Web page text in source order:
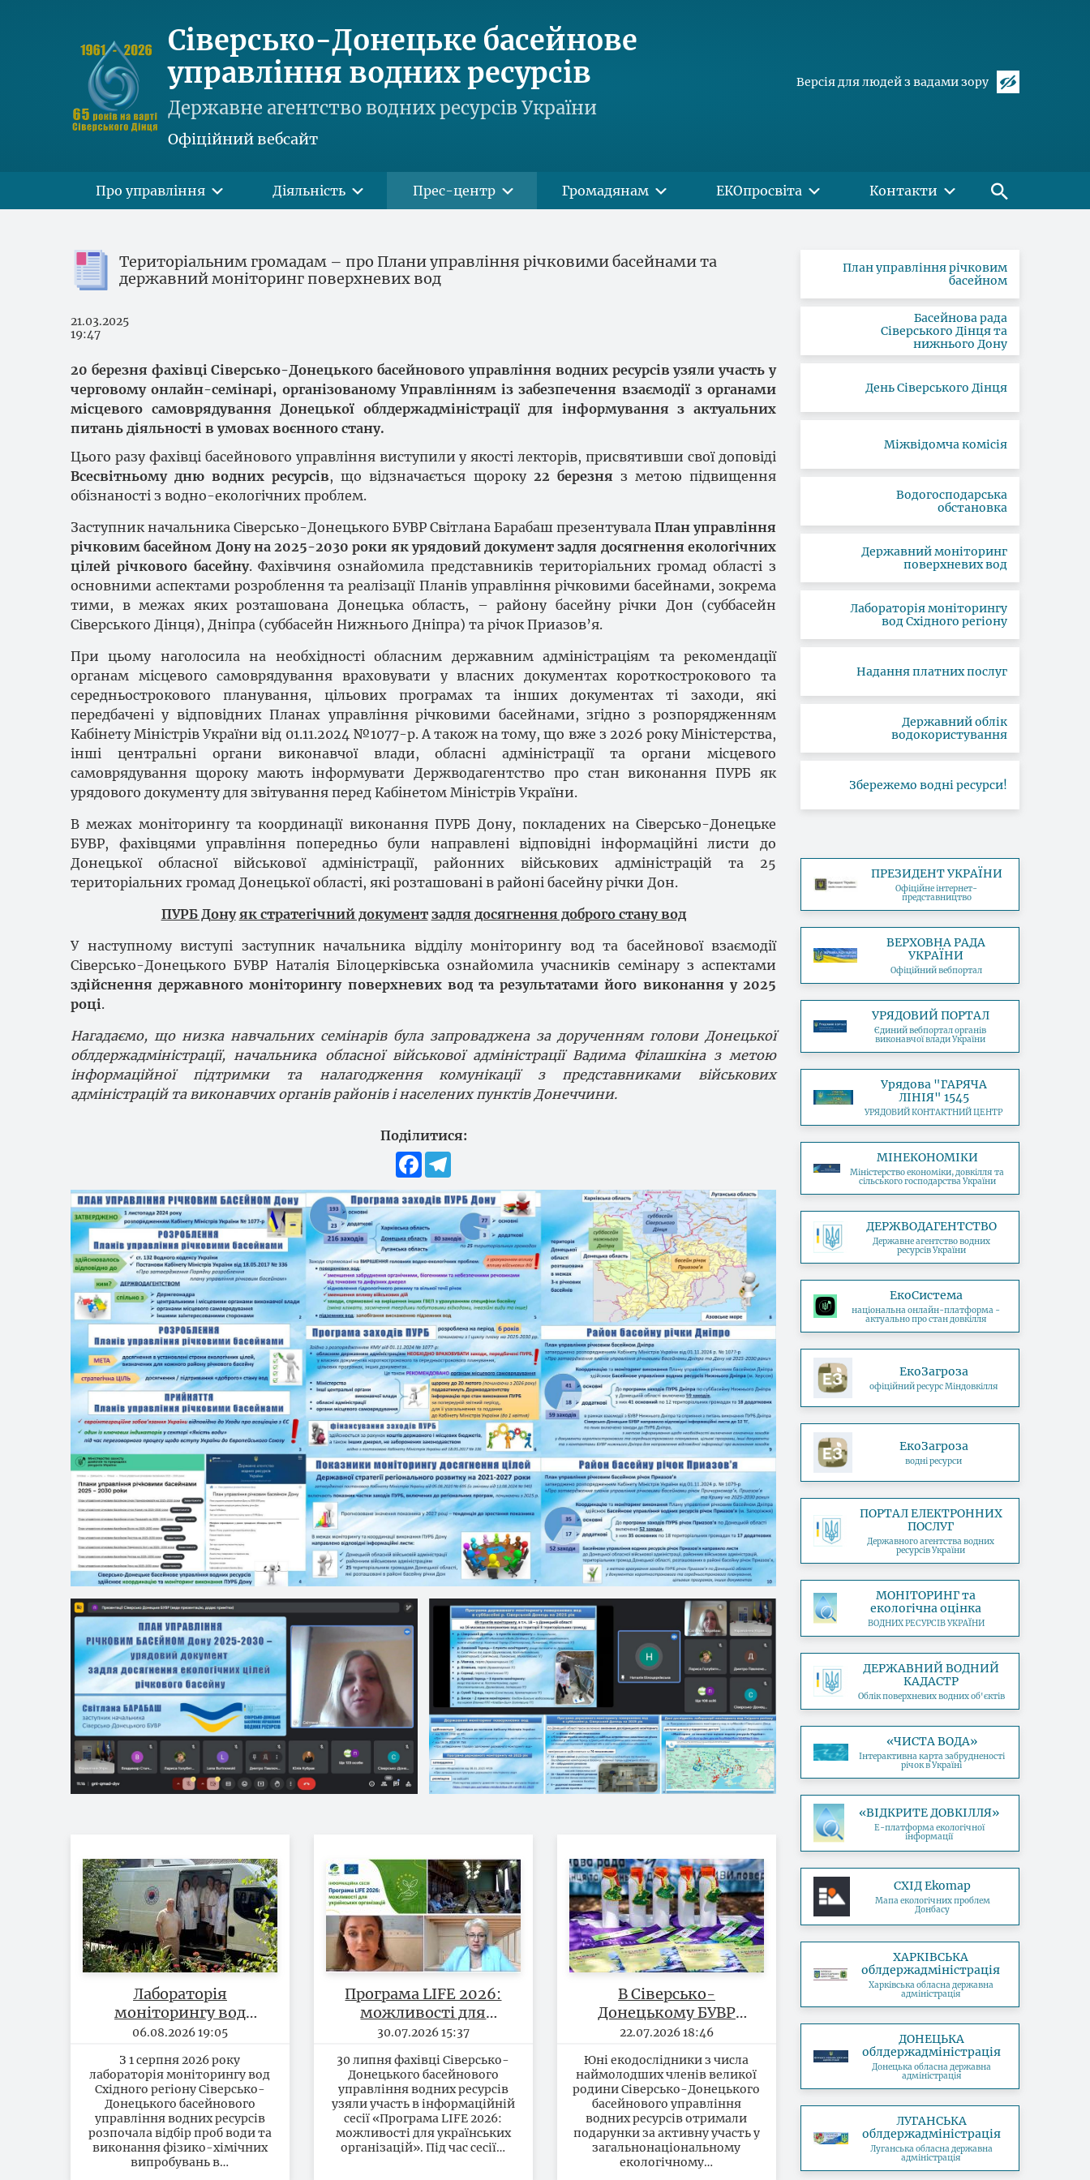
Сіверсько-Донецьке басейнове
управління водних ресурсів
Державне агентство водних ресурсів України
Офіційний вебсайт
Версія для людей з вадами зору
Про управління Діяльність Прес-центр Громадянам ЕКОпросвіта Контакти
Територіальним громадам – про Плани управління річковими басейнами та
державний моніторинг поверхневих вод
21.03.2025
19:47
20 березня фахівці Сіверсько-Донецького басейнового управління водних ресурсів узяли участь у
черговому онлайн-семінарі, організованому Управлінням із забезпечення взаємодії з органами
місцевого самоврядування Донецької облдержадміністрації для інформування з актуальних
питань діяльності в умовах воєнного стану.
Цього разу фахівці басейнового управління виступили у якості лекторів, присвятивши свої доповіді
Всесвітньому дню водних ресурсів, що відзначається щороку 22 березня з метою підвищення
обізнаності з водно-екологічних проблем.
Заступник начальника Сіверсько-Донецького БУВР Світлана Барабаш презентувала План управління
річковим басейном Дону на 2025-2030 роки як урядовий документ задля досягнення екологічних
цілей річкового басейну. Фахівчиня ознайомила представників територіальних громад області з
основними аспектами розроблення та реалізації Планів управління річковими басейнами, зокрема
тими, в межах яких розташована Донецька область, – району басейну річки Дон (суббасейн
Сіверського Дінця), Дніпра (суббасейн Нижнього Дніпра) та річок Приазов’я.
При цьому наголосила на необхідності обласним державним адміністраціям та рекомендації
органам місцевого самоврядування враховувати у власних документах короткострокового та
середньострокового планування, цільових програмах та інших документах ті заходи, які
передбачені у відповідних Планах управління річковими басейнами, згідно з розпорядженням
Кабінету Міністрів України від 01.11.2024 №1077-р. А також на тому, що вже з 2026 року Міністерства,
інші центральні органи виконавчої влади, обласні адміністрації та органи місцевого
самоврядування щороку мають інформувати Держводагентство про стан виконання ПУРБ як
урядового документу для звітування перед Кабінетом Міністрів України.
В межах моніторингу та координації виконання ПУРБ Дону, покладених на Сіверсько-Донецьке
БУВР, фахівцями управління попередньо були направлені відповідні інформаційні листи до
Донецької обласної військової адміністрації, районних військових адміністрацій та 25
територіальних громад Донецької області, які розташовані в районі басейну річки Дон.
ПУРБ Дону як стратегічний документ задля досягнення доброго стану вод
У наступному виступі заступник начальника відділу моніторингу вод та басейнової взаємодії
Сіверсько-Донецького БУВР Наталія Білоцерківська ознайомила учасників семінару з аспектами
здійснення державного моніторингу поверхневих вод та результатами його виконання у 2025
році.
Нагадаємо, що низка навчальних семінарів була запроваджена за дорученням голови Донецької
облдержадміністрації, начальника обласної військової адміністрації Вадима Філашкіна з метою
інформаційної підтримки та налагодження комунікації з представниками військових
адміністрацій та виконавчих органів районів і населених пунктів Донеччини.
Поділитися:
Facebook
Лабораторія
моніторингу вод
Східного регіону
та виконання
випробувань по
басейну річки Дніпро
на території
Полтавської області
06.08.2026 19:05
З 1 серпня 2026 року
лабораторія моніторингу вод
Східного регіону Сіверсько-
Донецького басейнового
управління водних ресурсів
розпочала відбір проб води та
виконання фізико-хімічних
випробувань в…
Програма LIFE 2026:
можливості для
українських
організацій
30.07.2026 15:37
30 липня фахівці Сіверсько-
Донецького басейнового
управління водних ресурсів
узяли участь в інформаційній
сесії «Програма LIFE 2026:
можливості для українських
організацій». Під час сесії…
В Сіверсько-
Донецькому БУВР
відзначили учасників
марафону «7 днів з
життя річки»
22.07.2026 18:46
Юні екодослідники з числа
наймолодших членів великої
родини Сіверсько-Донецького
басейнового управління
водних ресурсів отримали
подарунки за активну участь у
загальнонаціональному
екологічному…
План управління річковим
басейном
Басейнова рада
Сіверського Дінця та
нижнього Дону
День Сіверського Дінця
Міжвідомча комісія
Водогосподарська
обстановка
Державний моніторинг
поверхневих вод
Лабораторія моніторингу
вод Східного регіону
Надання платних послуг
Державний облік
водокористування
Збережемо водні ресурси!
ПРЕЗИДЕНТ УКРАЇНИ
Офіційне інтернет-
представництво
ВЕРХОВНА РАДА
УКРАЇНИ
Офіційний вебпортал
УРЯДОВИЙ ПОРТАЛ
Єдиний вебпортал органів
виконавчої влади України
Урядова "ГАРЯЧА
ЛІНІЯ" 1545
УРЯДОВИЙ КОНТАКТНИЙ ЦЕНТР
МІНЕКОНОМІКИ
Міністерство економіки, довкілля та
сільського господарства України
ДЕРЖВОДАГЕНТСТВО
Державне агентство водних
ресурсів України
ЕкоСистема
національна онлайн-платформа -
актуально про стан довкілля
ЕкоЗагроза
офіційний ресурс Міндовкілля
ЕкоЗагроза
водні ресурси
ПОРТАЛ ЕЛЕКТРОННИХ
ПОСЛУГ
Державного агентства водних
ресурсів України
МОНІТОРИНГ та
екологічна оцінка
ВОДНИХ РЕСУРСІВ УКРАЇНИ
ДЕРЖАВНИЙ ВОДНИЙ
КАДАСТР
Облік поверхневих водних об'єктів
«ЧИСТА ВОДА»
Інтерактивна карта забрудненості
річок в Україні
«ВІДКРИТЕ ДОВКІЛЛЯ»
Е-платформа екологічної
інформації
СХІД Ekomap
Мапа екологічних проблем
Донбасу
ХАРКІВСЬКА
облдержадміністрація
Харківська обласна державна
адміністрація
ДОНЕЦЬКА
облдержадміністрація
Донецька обласна державна
адміністрація
ЛУГАНСЬКА
облдержадміністрація
Луганська обласна державна
адміністрація